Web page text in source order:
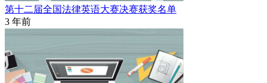
第十二届全国法律英语大赛决赛获奖名单
3 年前